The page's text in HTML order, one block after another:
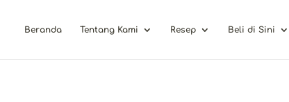
Beranda Tentang Kami Resep Beli di Sini